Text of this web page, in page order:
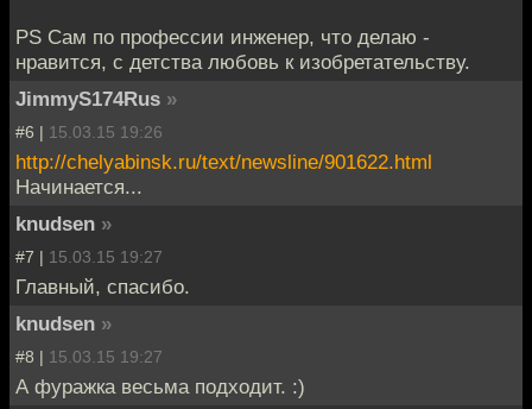
PS Сам по профессии инженер, что делаю -
нравится, с детства любовь к изобретательству.
JimmyS174Rus »
#6 | 15.03.15 19:26
http://chelyabinsk.ru/text/newsline/901622.html
Начинается...
knudsen »
#7 | 15.03.15 19:27
Главный, спасибо.
knudsen »
#8 | 15.03.15 19:27
А фуражка весьма подходит. :)